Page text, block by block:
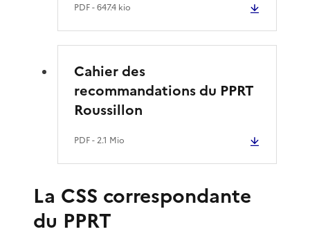
PDF- 647.4 kio
Cahier des
recommandations du PPRT
Roussillon
PDF- 2.1 Mio
La CSS correspondante
du PPRT